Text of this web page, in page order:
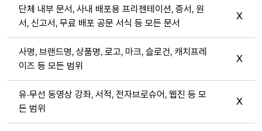
단체 내부 문서, 사내 배포용 프리젠테이션, 증서, 원
서, 신고서, 무료 배포 공문 서식 등 모든 문서
X
사명, 브랜드명, 상품명, 로고, 마크, 슬로건, 캐치프레
이즈 등 모든 범위
X
유·무선 동영상 강좌, 서적, 전자브로슈어, 웹진 등 모
든 범위
X